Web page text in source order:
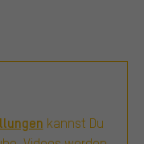
kannst Du